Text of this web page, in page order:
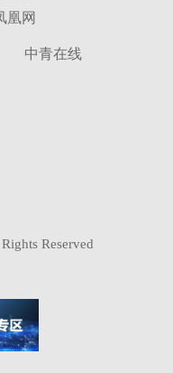
凰网
中青在线
Reserved